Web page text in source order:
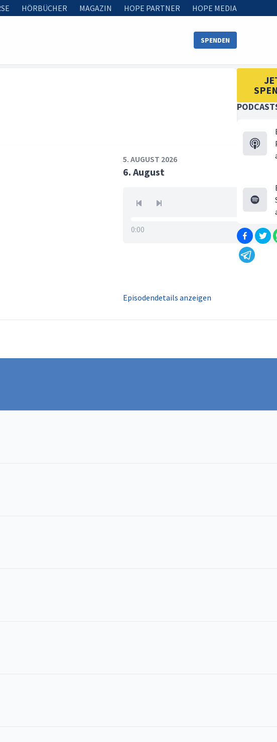
HÖRBÜCHER MAGAZIN HOPE PARTNER HOPE MEDIA
SPENDEN
5. AUGUST 2026
6. August
0:00
Episodendetails anzeigen